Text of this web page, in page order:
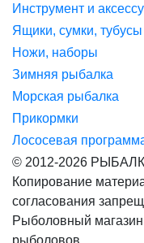
Инструмент и
Ящики, сумки, тубусы
Ножи, наборы
Зимняя рыбалка
Морская рыбалка
Прикормки
Лососевая
© 2012-2026
Копирование
согласования
Рыболовный
рыболовов.